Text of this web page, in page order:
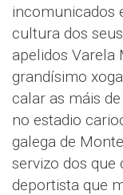
incomunicados
cultura dos
apelidos Varela
grandísimo
calar as máis
no estadio
galega de
servizo dos que
deportista que